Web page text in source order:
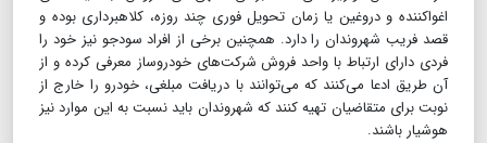
اغواکننده و دروغین یا زمان تحویل فوری چند روزه، کلاهبرداری بوده و
قصد فریب شهروندان را دارد. همچنین برخی از افراد سودجو نیز خود را
فردی دارای ارتباط با واحد فروش شرکت‌های خودروساز معرفی کرده و از
آن طریق ادعا می‌کنند که می‌توانند با دریافت مبلغی، خودرو را خارج از
نوبت برای متقاضیان تهیه کنند که شهروندان باید نسبت به این موارد نیز
هوشیار باشند.